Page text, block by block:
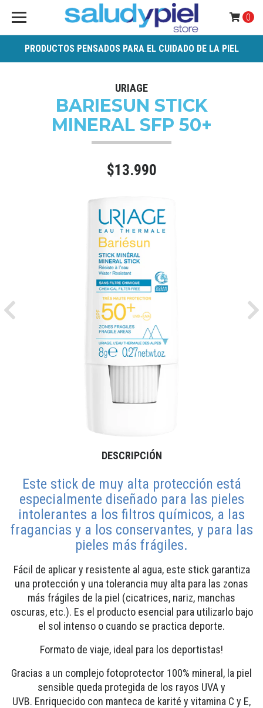
PRODUCTOS PENSADOS PARA EL CUIDADO DE LA PIEL
0
URIAGE
BARIESUN STICK
MINERAL SFP 50+
$13.990
Previous
DESCRIPCIÓN
Este stick de muy alta protección está
especialmente diseñado para las pieles
intolerantes a los filtros químicos, a las
fragancias y a los conservantes, y para las
pieles más frágiles.
Fácil de aplicar y resistente al agua, este stick garantiza
una protección y una tolerancia muy alta para las zonas
más frágiles de la piel (cicatrices, nariz, manchas
oscuras, etc.). Es el producto esencial para utilizarlo bajo
el sol intenso o cuando se practica deporte.
Formato de viaje, ideal para los deportistas!
Gracias a un complejo fotoprotector 100% mineral, la piel
sensible queda protegida de los rayos UVA y
UVB. Enriquecido con manteca de karité y vitamina C y E,